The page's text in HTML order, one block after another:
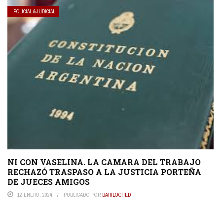
POLICIAL & JUDICIAL
NI CON VASELINA. LA CAMARA DEL TRABAJO
RECHAZÓ TRASPASO A LA JUSTICIA PORTEÑA
DE JUECES AMIGOS
12 ENERO, 2024 PUBLICADO POR BARILOCHED